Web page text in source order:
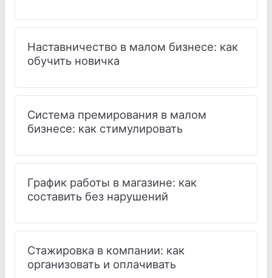
Наставничество в малом бизнесе: как
обучить новичка
Система премирования в малом
бизнесе: как стимулировать
График работы в магазине: как
составить без нарушений
Стажировка в компании: как
организовать и оплачивать